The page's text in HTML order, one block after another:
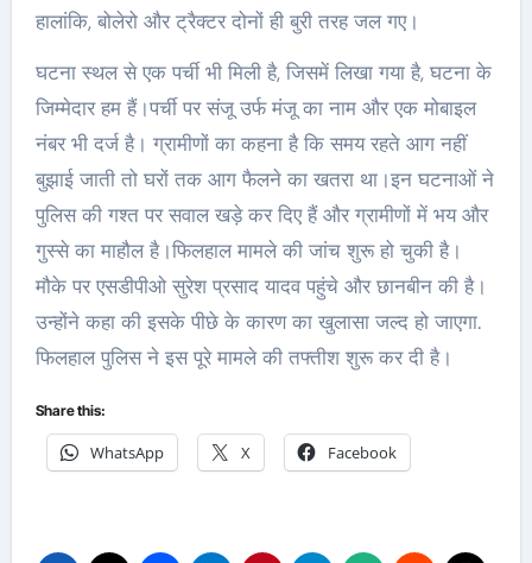
हालांकि, बोलेरो और ट्रैक्टर दोनों ही बुरी तरह जल गए।
घटना स्थल से एक पर्ची भी मिली है, जिसमें लिखा गया है, घटना के
जिम्मेदार हम हैं।पर्ची पर संजू उर्फ मंजू का नाम और एक मोबाइल
नंबर भी दर्ज है। ग्रामीणों का कहना है कि समय रहते आग नहीं
बुझाई जाती तो घरों तक आग फैलने का खतरा था।इन घटनाओं ने
पुलिस की गश्त पर सवाल खड़े कर दिए हैं और ग्रामीणों में भय और
गुस्से का माहौल है।फिलहाल मामले की जांच शुरू हो चुकी है।
मौके पर एसडीपीओ सुरेश प्रसाद यादव पहुंचे और छानबीन की है।
उन्होंने कहा की इसके पीछे के कारण का खुलासा जल्द हो जाएगा.
फिलहाल पुलिस ने इस पूरे मामले की तफ्तीश शुरू कर दी है।
Share this:
WhatsApp X Facebook